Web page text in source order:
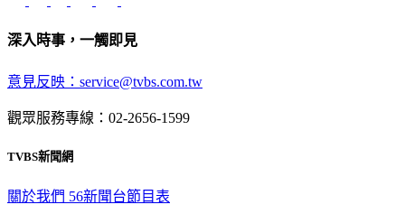
深入時事，一觸即見
意見反映：service@tvbs.com.tw
觀眾服務專線：02-2656-1599
TVBS新聞網
關於我們 56新聞台節目表